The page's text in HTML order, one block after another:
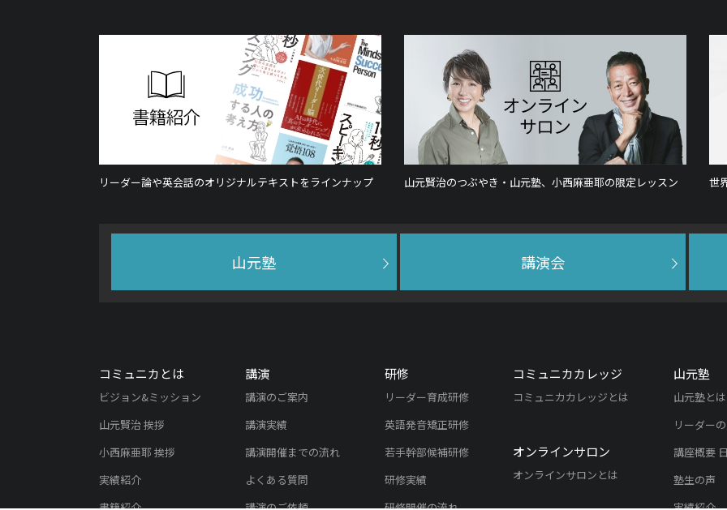
リーダー論や英会話のオリジナルテキストをラインナップ 山元賢治のつぶやき・山元塾、小西麻亜耶の限定レッスン 世
山元塾 講演会
コミュニカとは
ビジョン&ミッション
山元賢治 挨拶
小西麻亜耶 挨拶
実績紹介
講演
講演のご案内
講演実績
講演開催までの流れ
よくある質問
研修
リーダー育成研修
英語発音矯正研修
若手幹部候補研修
研修実績
コミュニカカレッジ
コミュニカカレッジとは
オンラインサロン
オンラインサロンとは
山元塾
山元塾とは
リーダー
講座概要
塾生の声